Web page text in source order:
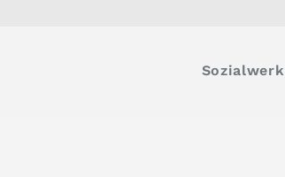
Sozialwerk